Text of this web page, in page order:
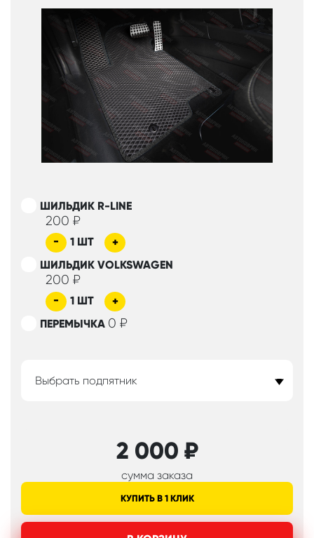
ШИЛЬДИК R-LINE
200 ₽
- 1 ШТ
+
ШИЛЬДИК VOLKSWAGEN
200 ₽
- 1 ШТ
+
ПЕРЕМЫЧКА 0 ₽
Выбрать подпятник
2 000 ₽
сумма заказа
КУПИТЬ В 1 КЛИК